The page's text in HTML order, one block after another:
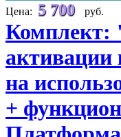
Цена: 5 700 руб.
активации
на
+